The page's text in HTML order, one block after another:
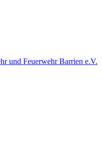
und Feuerwehr Barrien e.V.